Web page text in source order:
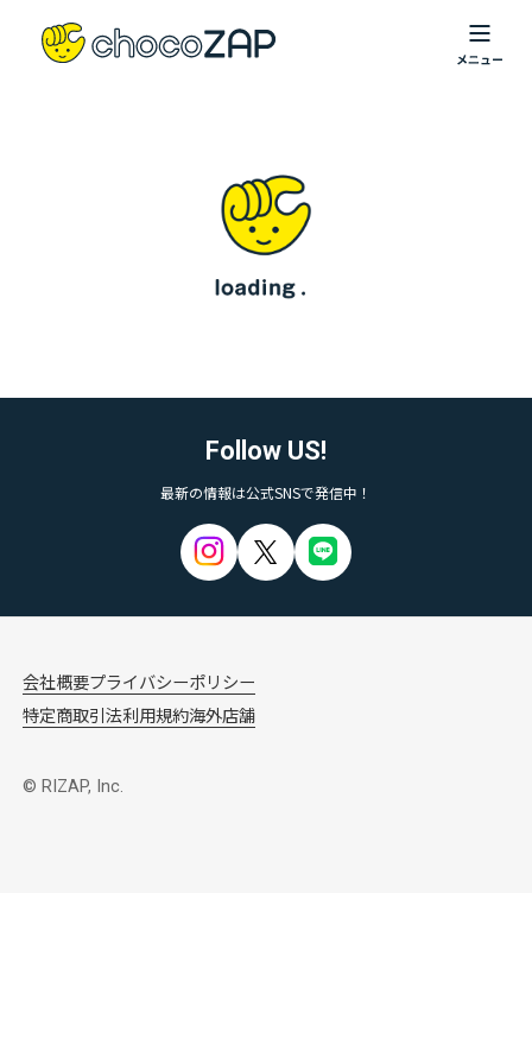
Follow US!
最新の情報は公式SNSで発信中！
会社概要プライバシーポリシー
特定商取引法利用規約海外店舗
© RIZAP, Inc.